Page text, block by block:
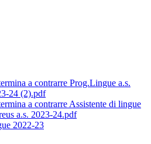
a contrarre Prog.Lingue a.s.
24 (2).pdf
a contrarre Assistente di lingue
a.s. 2023-24.pdf
2022-23